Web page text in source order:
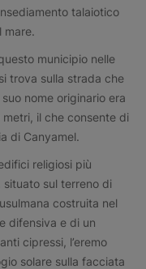
talaiotico
mare.
municipio nelle
trova sulla strada che
nome originario era
il che consente di
di Canyamel.
religiosi più
sul terreno di
costruita nel
difensiva e di un
cipressi, l’eremo
solare sulla facciata